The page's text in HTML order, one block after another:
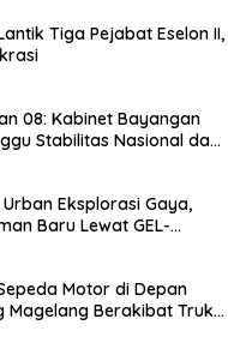
08: Kabinet Bayangan
Stabilitas Nasional dan
Urban Eksplorasi Gaya,
Baru Lewat GEL-
Motor di Depan
Magelang Berakibat Truk